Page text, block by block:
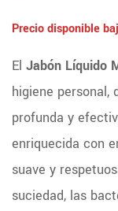
Precio disponible
El Jabón Líquido
higiene personal,
profunda y
enriquecida con
suave y
suciedad, las